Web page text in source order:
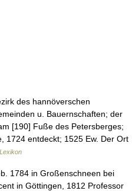
des hannöverschen
u. Bauernschaften; der
[190] Fuße des Petersberges;
1724 entdeckt; 1525 Ew. Der Ort
1784 in Großenschneen bei
in Göttingen, 1812 Professor